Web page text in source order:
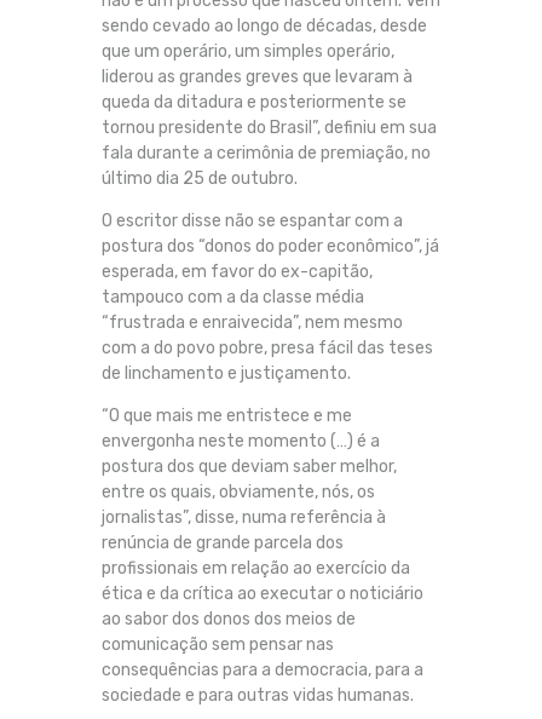
sendo cevado ao longo de décadas, desde
que um operário, um simples operário,
liderou as grandes greves que levaram à
queda da ditadura e posteriormente se
tornou presidente do Brasil”, definiu em sua
fala durante a cerimônia de premiação, no
último dia 25 de outubro.
O escritor disse não se espantar com a
postura dos “donos do poder econômico”, já
esperada, em favor do ex-capitão,
tampouco com a da classe média
“frustrada e enraivecida”, nem mesmo
com a do povo pobre, presa fácil das teses
de linchamento e justiçamento.
“O que mais me entristece e me
envergonha neste momento (…) é a
postura dos que deviam saber melhor,
entre os quais, obviamente, nós, os
jornalistas”, disse, numa referência à
renúncia de grande parcela dos
profissionais em relação ao exercício da
ética e da crítica ao executar o noticiário
ao sabor dos donos dos meios de
comunicação sem pensar nas
consequências para a democracia, para a
sociedade e para outras vidas humanas.